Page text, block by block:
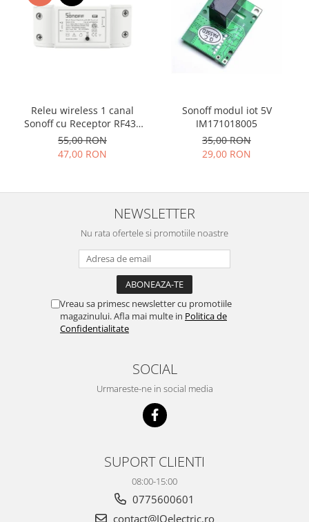
Releu wireless 1 canal
Sonoff cu Receptor RF433
10A
55,00 RON
47,00 RON
Sonoff modul iot 5V
IM171018005
35,00 RON
29,00 RON
NEWSLETTER
Nu rata ofertele si promotiile noastre
Vreau sa primesc newsletter cu promotiile
magazinului. Afla mai multe in Politica de
Confidentialitate
SOCIAL
Urmareste-ne in social media
SUPORT CLIENTI
08:00-15:00
0775600601
contact@IQelectric.ro